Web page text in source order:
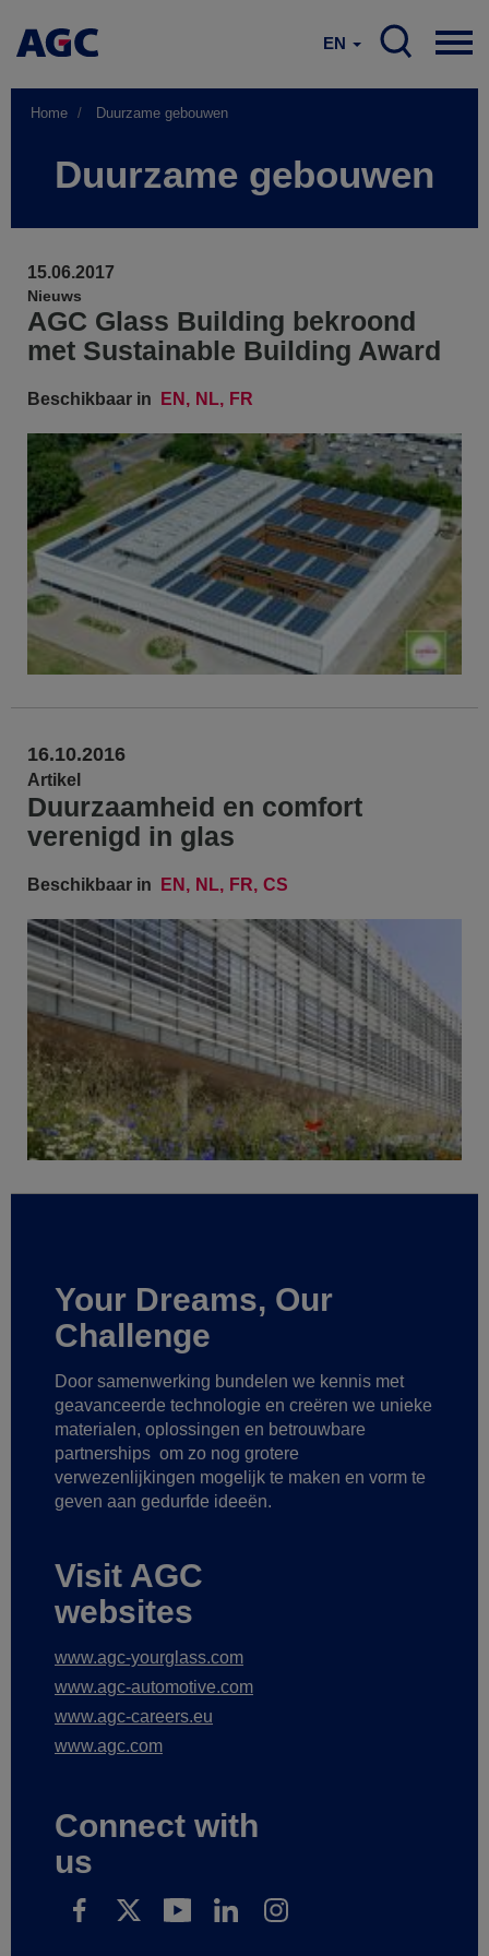
EN
Home Duurzame gebouwen
Duurzame gebouwen
15.06.2017
Nieuws
AGC Glass Building bekroond
met Sustainable Building Award
Beschikbaar in EN NL FR
16.10.2016
Artikel
Duurzaamheid en comfort
verenigd in glas
Beschikbaar in EN NL FR CS
Your Dreams, Our
Challenge
Door samenwerking bundelen we kennis met
geavanceerde technologie en creëren we unieke
materialen, oplossingen en betrouwbare
partnerships om zo nog grotere
verwezenlijkingen mogelijk te maken en vorm te
geven aan gedurfde ideeën.
Visit AGC
websites
www.agc-yourglass.com
www.agc-automotive.com
www.agc-careers.eu
www.agc.com
Connect with
us